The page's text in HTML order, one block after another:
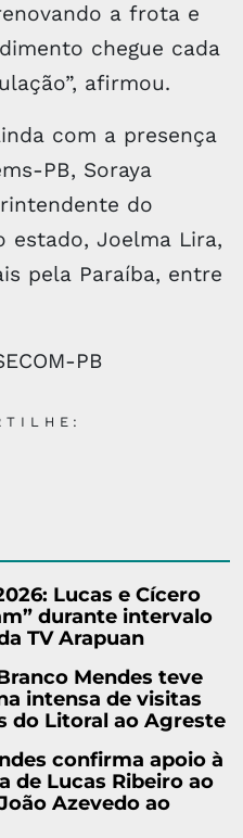
a frota e
chegue cada
afirmou.
com a presença
PB, Soraya
do
estado, Joelma Lira,
pela Paraíba, entre
PB
Lucas e Cícero
durante intervalo
TV Arapuan
Mendes teve
intensa de visitas
do Litoral ao Agreste
confirma apoio à
de Lucas Ribeiro ao
Azevedo ao